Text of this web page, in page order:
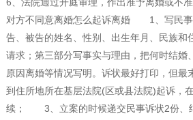
对方不同意离婚怎么起诉离婚 1、写民事
告、被告的姓名、性别、出生年月、民族和
请求；第三部分写事实与理由，把何时结婚
原因离婚等情况写明。诉状最好打印，但
到住所地所在基层法院(区或县法院)起诉，
续； 3、立案的时候递交民事诉状2份、